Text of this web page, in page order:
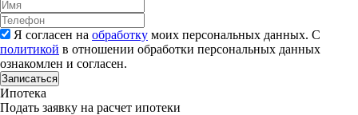
Я согласен на обработку моих персональных данных. С
политикой в отношении обработки персональных данных
ознакомлен и согласен.
Записаться
Ипотека
Подать заявку на расчет ипотеки